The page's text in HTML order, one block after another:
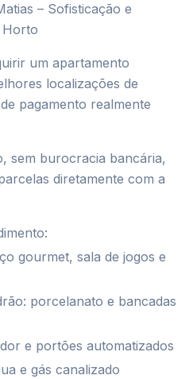
– Sofisticação e
Horto
um apartamento
localizações de
pagamento realmente
sem burocracia bancária,
diretamente com a
gourmet, sala de jogos e
porcelanato e bancadas
e portões automatizados
e gás canalizado